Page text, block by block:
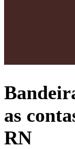
as
RN